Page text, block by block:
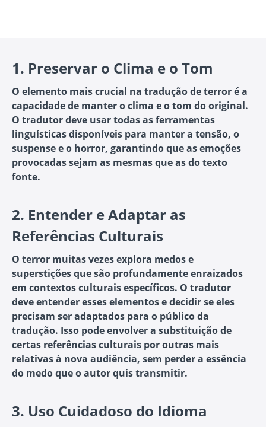
1. Preservar o Clima e o Tom
O elemento mais crucial na tradução de terror é a
capacidade de manter o clima e o tom do original.
O tradutor deve usar todas as ferramentas
linguísticas disponíveis para manter a tensão, o
suspense e o horror, garantindo que as emoções
provocadas sejam as mesmas que as do texto
fonte.
2. Entender e Adaptar as
Referências Culturais
O terror muitas vezes explora medos e
superstições que são profundamente enraizados
em contextos culturais específicos. O tradutor
deve entender esses elementos e decidir se eles
precisam ser adaptados para o público da
tradução. Isso pode envolver a substituição de
certas referências culturais por outras mais
relativas à nova audiência, sem perder a essência
do medo que o autor quis transmitir.
3. Uso Cuidadoso do Idioma